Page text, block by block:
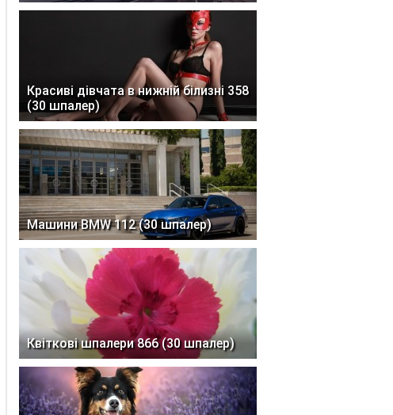
Красиві дівчата в нижній білизні 358
(30 шпалер)
Машини BMW 112 (30 шпалер)
Квіткові шпалери 866 (30 шпалер)